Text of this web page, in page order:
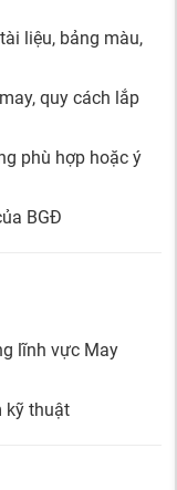
liệu, bảng màu,
quy cách lắp
phù hợp hoặc ý
BGĐ
lĩnh vực May
kỹ thuật